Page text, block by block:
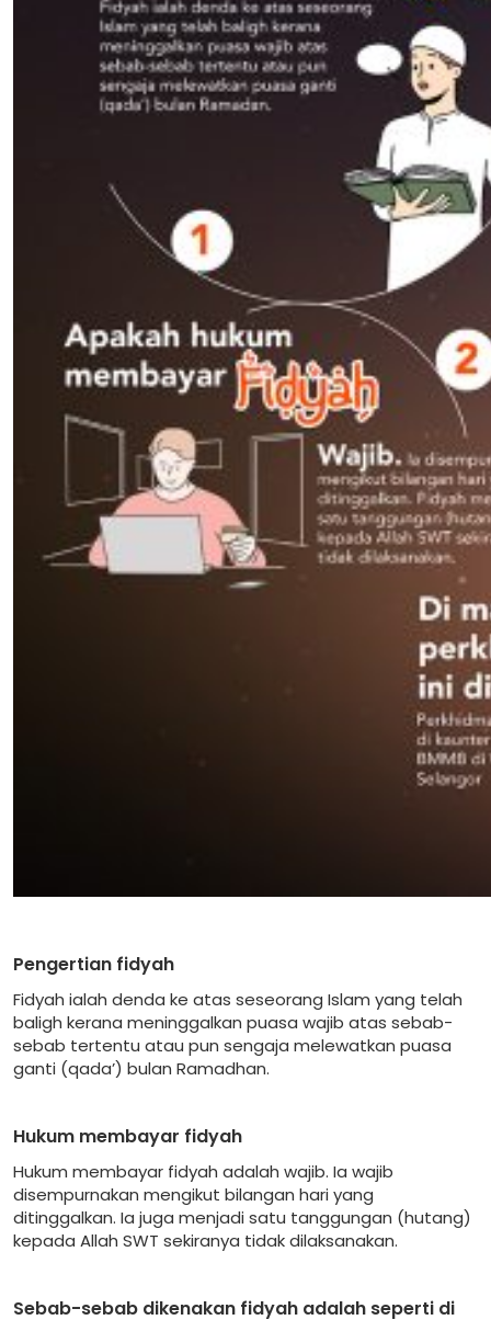
Pengertian fidyah
Fidyah ialah denda ke atas seseorang Islam yang telah
baligh kerana meninggalkan puasa wajib atas sebab-
sebab tertentu atau pun sengaja melewatkan puasa
ganti (qada’) bulan Ramadhan.
Hukum membayar fidyah
Hukum membayar fidyah adalah wajib. Ia wajib
disempurnakan mengikut bilangan hari yang
ditinggalkan. Ia juga menjadi satu tanggungan (hutang)
kepada Allah SWT sekiranya tidak dilaksanakan.
Sebab-sebab dikenakan fidyah adalah seperti di